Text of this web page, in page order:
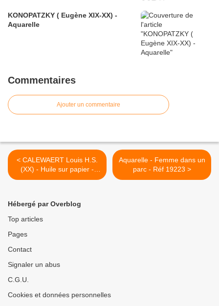
KONOPATZKY ( Eugène XIX-XX) -
Aquarelle
Commentaires
Ajouter un commentaire
< CALEWAERT Louis H.S.
(XX) - Huile sur papier -
Paysage - Réf 19220
Aquarelle - Femme dans un
parc - Réf 19223 >
Hébergé par Overblog
Top articles
Pages
Contact
Signaler un abus
C.G.U.
Cookies et données personnelles